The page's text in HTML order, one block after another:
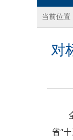
当前位置
对
省“